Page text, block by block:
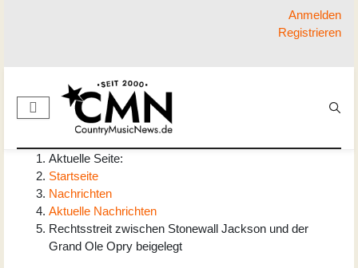
Anmelden
Registrieren
Aktuelle Seite:
Startseite
Nachrichten
Aktuelle Nachrichten
Rechtsstreit zwischen Stonewall Jackson und der
Grand Ole Opry beigelegt